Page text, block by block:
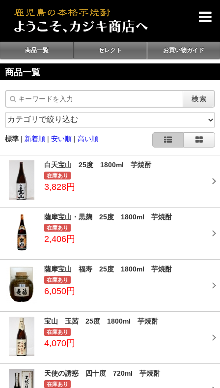
商品一覧 セレクト お買い物ガイド
商品一覧
検索
標準 | 新着順 | 安い順 | 高い順
白天宝山 25度 1800ml 芋焼酎
在庫あり
3,828円
薩摩宝山・黒麹 25度 1800ml 芋焼酎
在庫あり
2,406円
薩摩宝山 福寿 25度 1800ml 芋焼酎
在庫あり
6,050円
宝山 玉茜 25度 1800ml 芋焼酎
在庫あり
4,070円
天使の誘惑 四十度 720ml 芋焼酎
在庫あり